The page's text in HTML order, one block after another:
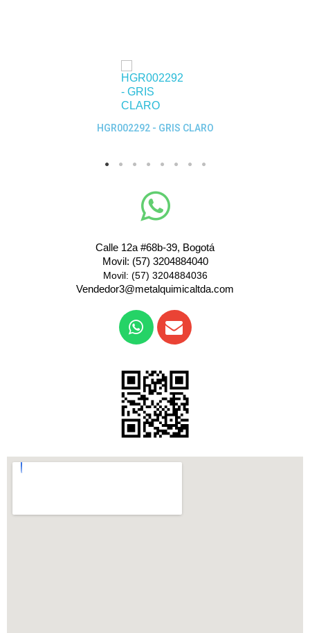
Quick View
HGR002292 - GRIS CLARO
Calle 12a #68b-39, Bogotá
Movil: (57) 3204884040
Movil: (57) 3204884036
Vendedor3@metalquimicaltda.com